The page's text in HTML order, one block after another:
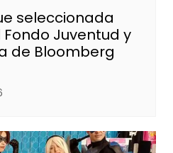
seleccionada
Juventud y
de Bloomberg